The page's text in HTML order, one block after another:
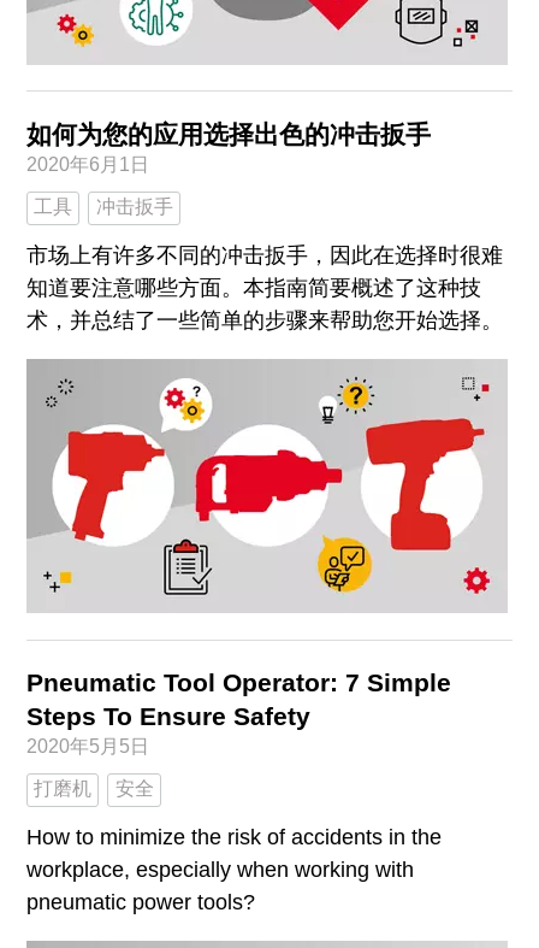
如何为您的应用选择出色的冲击扳手
2020年6月1日
工具 冲击扳手
市场上有许多不同的冲击扳手，因此在选择时很难
知道要注意哪些方面。本指南简要概述了这种技
术，并总结了一些简单的步骤来帮助您开始选择。
Pneumatic Tool Operator: 7 Simple
Steps To Ensure Safety
2020年5月5日
打磨机 安全
How to minimize the risk of accidents in the
workplace, especially when working with
pneumatic power tools?